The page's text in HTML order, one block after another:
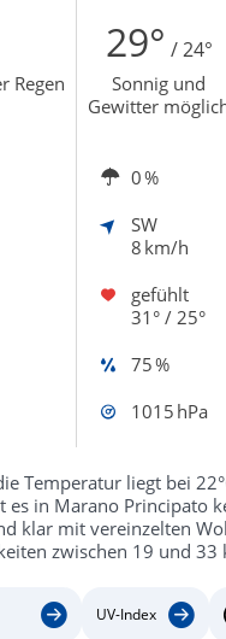
29° / 24°
Regen
Sonnig und
Gewitter
0 %
SW
8 km/h
gefühlt
31° / 25°
75 %
1015 hPa
Temperatur liegt bei
in Marano Principato
klar mit vereinzelten
zwischen 19 und
UV-Index